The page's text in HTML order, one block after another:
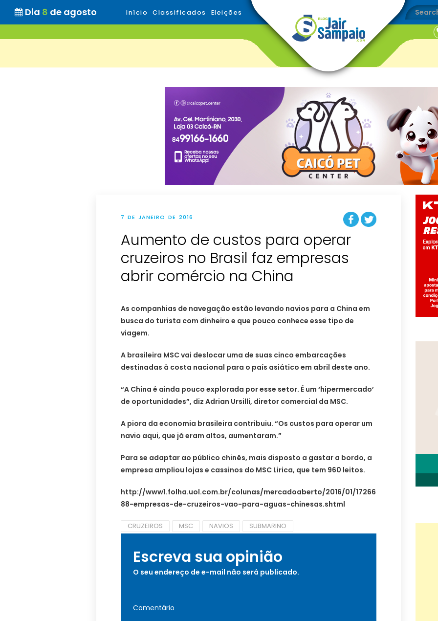
Dia 8 de agosto Início Classificados Eleições
7 DE JANEIRO DE 2016
Aumento de custos para operar
cruzeiros no Brasil faz empresas
abrir comércio na China
As companhias de navegação estão levando navios para a China em
busca do turista com dinheiro e que pouco conhece esse tipo de
viagem.
A brasileira MSC vai deslocar uma de suas cinco embarcações
destinadas à costa nacional para o país asiático em abril deste ano.
“A China é ainda pouco explorada por esse setor. É um ‘hipermercado’
de oportunidades”, diz Adrian Ursilli, diretor comercial da MSC.
A piora da economia brasileira contribuiu. “Os custos para operar um
navio aqui, que já eram altos, aumentaram.”
Para se adaptar ao público chinês, mais disposto a gastar a bordo, a
empresa ampliou lojas e cassinos do MSC Lirica, que tem 960 leitos.
http://www1.folha.uol.com.br/colunas/mercadoaberto/2016/01/17266
88-empresas-de-cruzeiros-vao-para-aguas-chinesas.shtml
CRUZEIROS MSC NAVIOS SUBMARINO
Escreva sua opinião
O seu endereço de e-mail não será publicado.
Comentário